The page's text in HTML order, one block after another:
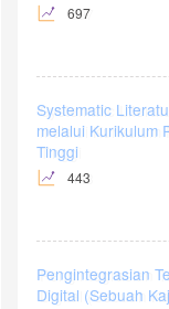
697
Systematic
melalui Kurikulum
Tinggi
443
Pengintegrasian
Digital (Sebuah